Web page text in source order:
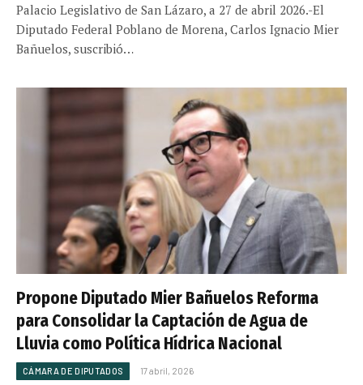
Palacio Legislativo de San Lázaro, a 27 de abril 2026.-El
Diputado Federal Poblano de Morena, Carlos Ignacio Mier
Bañuelos, suscribió…
Propone Diputado Mier Bañuelos Reforma
para Consolidar la Captación de Agua de
Lluvia como Política Hídrica Nacional
CÁMARA DE DIPUTADOS 17 abril, 2026